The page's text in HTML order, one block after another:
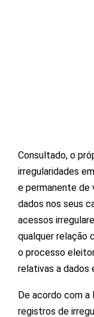
Consultado, o
irregularidades
e permanente de
dados nos seus
acessos
qualquer relação
o processo
relativas a dados
De acordo com a
registros de